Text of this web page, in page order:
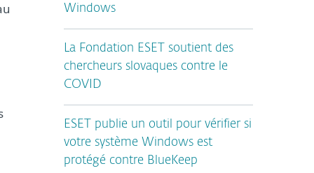
Windows
La Fondation ESET soutient des
chercheurs slovaques contre le
COVID
ESET publie un outil pour vérifier si
votre système Windows est
protégé contre BlueKeep